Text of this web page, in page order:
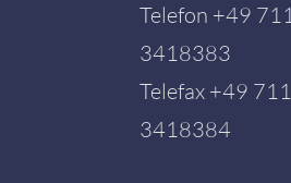
Telefon +49
3418383
Telefax +49 711
3418384